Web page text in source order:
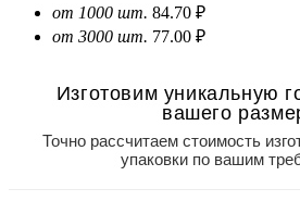
от 1000 шт. 84.70 ₽
от 3000 шт. 77.00 ₽
Изготовим уникальную
вашего
Точно рассчитаем стоимость
упаковки по вашим